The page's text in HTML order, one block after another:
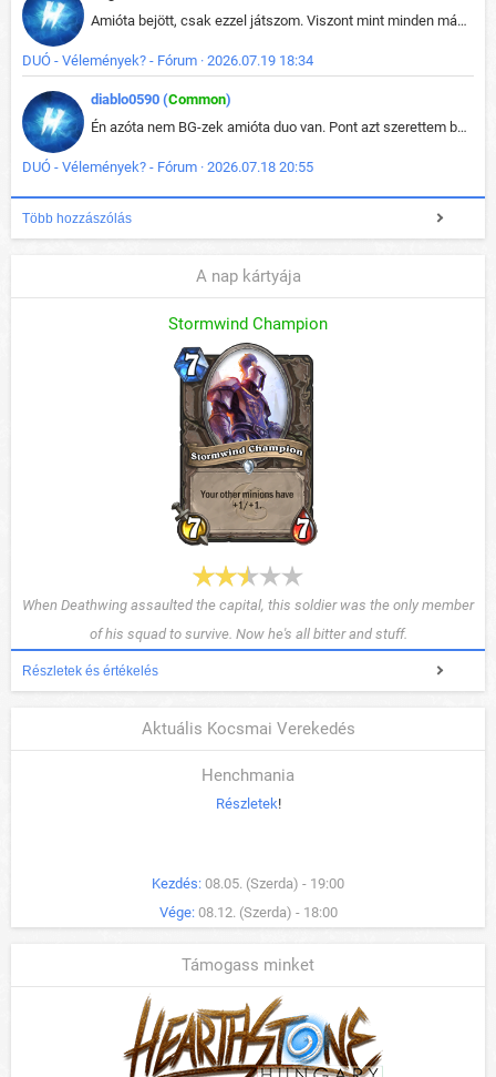
Amióta bejött, csak ezzel játszom. Viszont mint minden más - akár az alapjáték is, ez is baromira összetett lett. Néha már pár kör után is esélytelen az egész. Vagy irreállisan túltápol valaki, vagy lelép a partner, vagy csak hülye mint a segg. És amikor eljönne az én időm, na akkor jön el mindenki másé is. Engem jobban érdekelne, hogy ki milyen ratingen szokott játszani. Na ez lenne egy érdekes adat.
DUÓ - Vélemények? - Fórum · 2026.07.19 18:34
diablo0590 (Common)
Én azóta nem BG-zek amióta duo van. Pont azt szerettem benne, hogy rajtam múlik mi történik, nem pedig a társamon. Kérem vissza a régi BG-t :D
DUÓ - Vélemények? - Fórum · 2026.07.18 20:55
Több hozzászólás
A nap kártyája
Stormwind Champion
When Deathwing assaulted the capital, this soldier was the only member
of his squad to survive. Now he's all bitter and stuff.
Részletek és értékelés
Aktuális Kocsmai Verekedés
Henchmania
Részletek!
Kezdés: 08.05. (Szerda) - 19:00
Vége: 08.12. (Szerda) - 18:00
Támogass minket